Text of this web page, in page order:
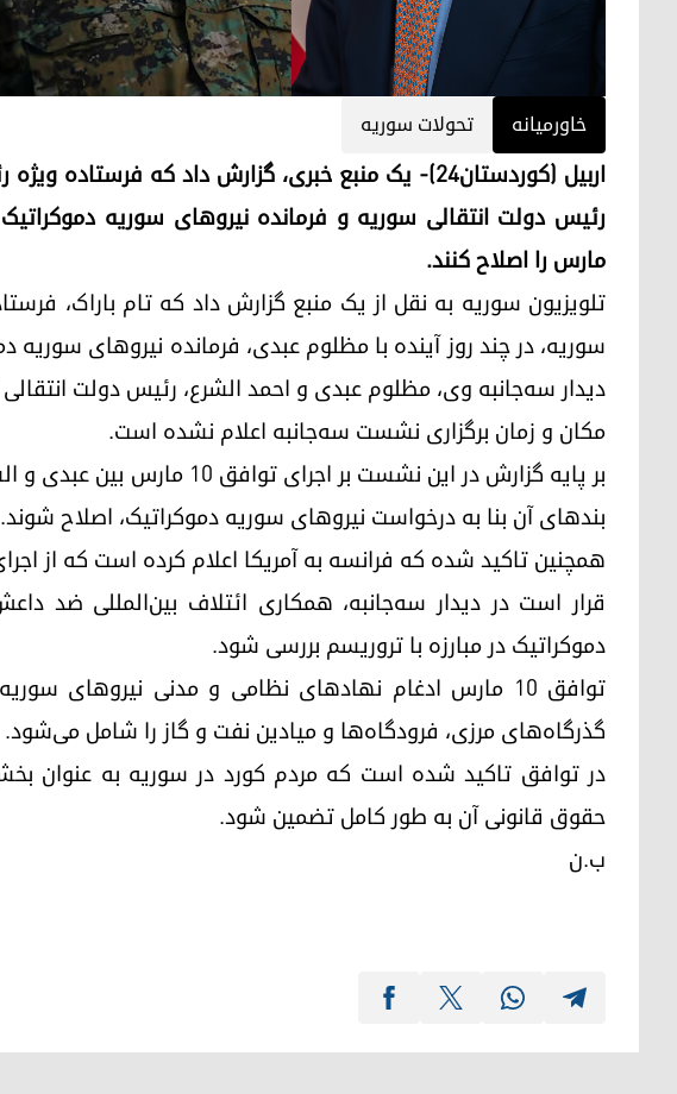
خاورمیانه تحولات سوریه
اربیل (کوردستان٢٤)- یک منبع خبری، گزارش داد که
مارس را اصلاح کنند.
تلویزیون سوریه به نقل از یک منبع گزارش داد که تام باراک،
سوریه، در چند روز آینده با مظلوم عبدی،‌ فرمانده نیروهای سوریه
دیدار سه‌جانبه وی، مظلوم عبدی و احمد الشرع، رئیس دولت
مکان و زمان برگزاری نشست سه‌جانبه اعلام نشده است.
بر پایه گزارش در این نشست بر
بندهای آن بنا به درخواست نیروهای سوریه دموکراتیک، اصلاح شوند.
همچنین تاکید شده که فرانسه به آمریکا اعلام کرده است که از
قرار است در دیدار سه‌جانبه، همکاری‌ ائتلاف بین‌المللی ضد
دموکراتیک در مبارزه با تروریسم بررسی شود.
توافق ۱۰ مارس ادغام نهادهای نظامی و مدنی نیروهای
گذرگاه‌های مرزی، فرودگاه‌ها و میادین نفت و گاز را شامل می‌شود.
در توافق تاکید شده است که مردم کورد در سوریه به عنوان
حقوق قانونی آن به طور کامل تضمین شود.
ب.ن